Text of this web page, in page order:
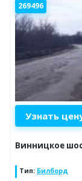
269496
Узнать
Винницкое
Тип: Билборд